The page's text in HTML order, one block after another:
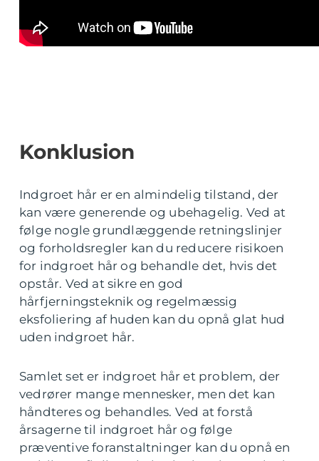
Konklusion
Indgroet hår er en almindelig tilstand, der
kan være generende og ubehagelig. Ved at
følge nogle grundlæggende retningslinjer
og forholdsregler kan du reducere risikoen
for indgroet hår og behandle det, hvis det
opstår. Ved at sikre en god
hårfjerningsteknik og regelmæssig
eksfoliering af huden kan du opnå glat hud
uden indgroet hår.
Samlet set er indgroet hår et problem, der
vedrører mange mennesker, men det kan
håndteres og behandles. Ved at forstå
årsagerne til indgroet hår og følge
præventive foranstaltninger kan du opnå en